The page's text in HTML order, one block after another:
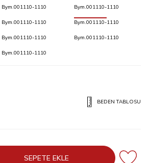
Bym.001110-1110 Bym.001110-1110
Bym.001110-1110 Bym.001110-1110
Bym.001110-1110 Bym.001110-1110
Bym.001110-1110
BEDEN TABLOSU
SEPETE EKLE